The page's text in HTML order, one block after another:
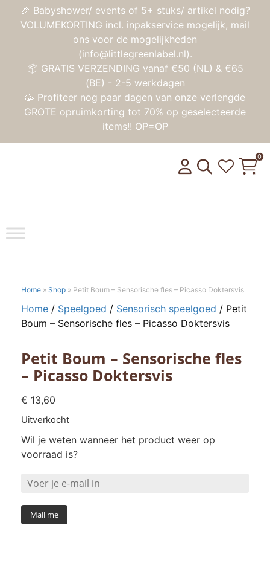
🎉 Babyshower/ events of 5+ stuks/ artikel nodig?
VOLUMEKORTING incl. inpakservice mogelijk, mail
ons voor de mogelijkheden
(info@littlegreenlabel.nl).
📦 GRATIS VERZENDING vanaf €50 (NL) & €65
(BE) - 2-5 werkdagen
🥳 Profiteer nog paar dagen van onze verlengde
GROTE opruimkorting tot 70% op geselecteerde
items!! OP=OP
Toggle
0
Home » Shop » Petit Boum – Sensorische fles – Picasso Doktersvis
Home / Speelgoed / Sensorisch speelgoed / Petit
Boum – Sensorische fles – Picasso Doktersvis
Petit Boum – Sensorische fles
– Picasso Doktersvis
€ 13,60
Uitverkocht
Wil je weten wanneer het product weer op
voorraad is?
Mail me